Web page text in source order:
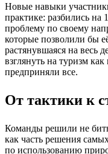
Новые навыки
практике: разбились на
проблему по своему
которые позволили бы
растянувшаяся на весь
взглянуть на туризм
предприняли все.
От тактики к
Команды решили не
как часть решения
по использованию